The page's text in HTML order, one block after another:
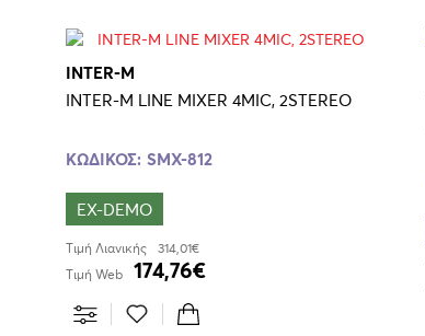
INTER-M
INTER-M LINE MIXER 4MIC, 2STEREO
ΚΩΔΙΚΟΣ: SMX-812
EX-DEMO
Τιμή Λιανικής
314,01€
Τιμή Web
174,76€